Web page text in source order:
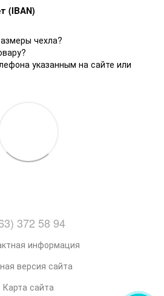
(IBAN)
чехла?
указанным на сайте или
372 58 94
информация
версия сайта
Карта сайта